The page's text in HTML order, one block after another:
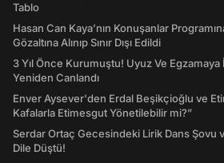
Tablo
Hasan Can Kaya’nın Konuşanlar
Gözaltına Alınıp Sınır Dışı Edildi
3 Yıl Önce Kurumuştu! Uyuz Ve
Yeniden Canlandı
Enver Aysever'den Erdal Beşikçioğlu ve
Kafalarla Etimesgut Yönetilebilir mi?”
Serdar Ortaç Gecesindeki Lirik Dans Şovu
Dile Düştü!